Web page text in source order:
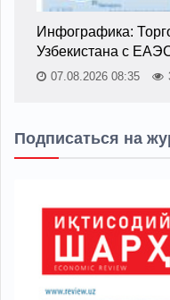
Инфографика:
Узбекистана с
07.08.2026 08:35
Подписаться на